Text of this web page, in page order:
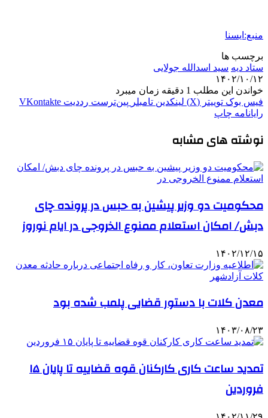
منبع:ایسنا
برچسب ها
ستاد ديه سید اسدالله جولایی
۱۴۰۲/۱۰/۱۲
خواندن این مطلب 1 دقیقه زمان میبرد
فیس بوک توییتر (X) لینکدین ‫تامبلر ‫پین‌ترست ‫رددیت ‫VKontakte
رایانامه چاپ
نوشته های مشابه
محکومیت دو وزیر پیشین به حبس در پرونده چای
دبش/ امکان استعلام ممنوع الخروجی در ایام نوروز
۱۴۰۲/۱۲/۱۵
معدن کلات با دستور قضایی پلمب شده بود
۱۴۰۳/۰۸/۲۳
تمدید ساعت کاری کارکنان قوه قضاییه تا پایان ۱۵
فروردین